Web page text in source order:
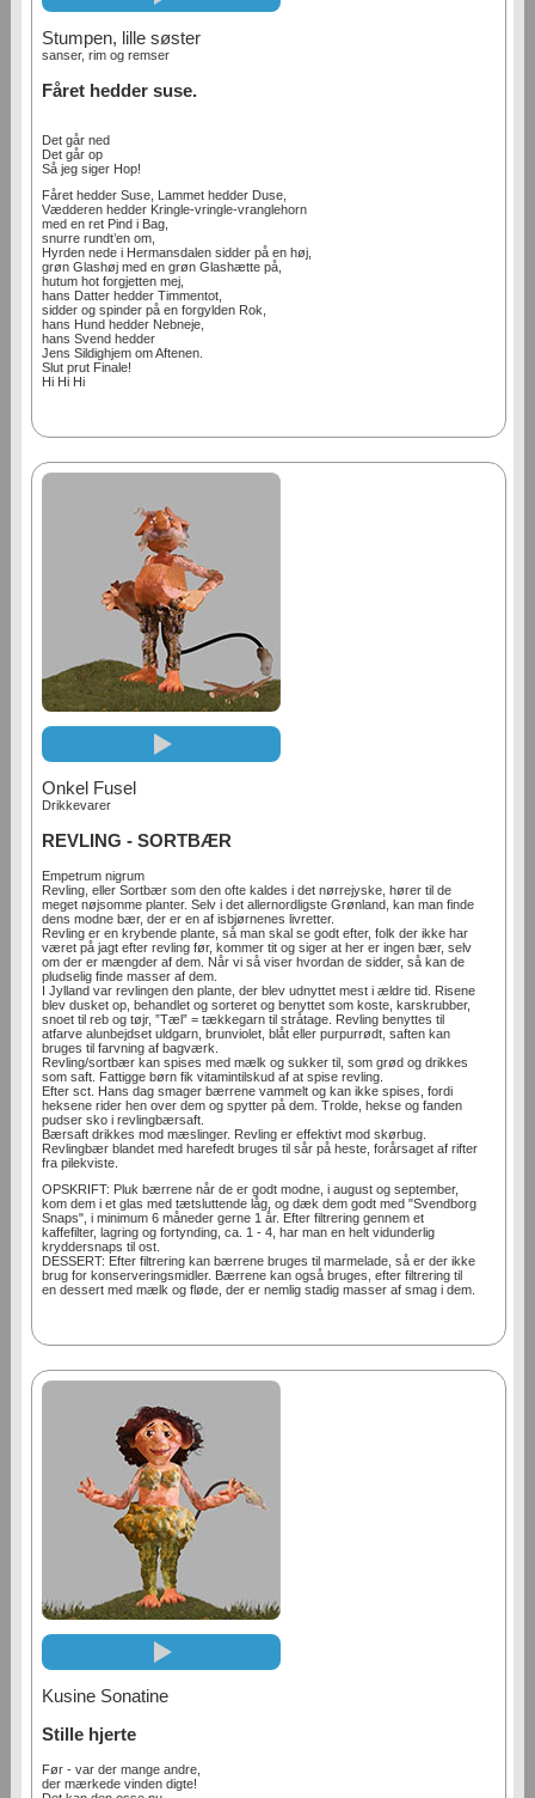
Stumpen, lille søster
sanser, rim og remser
Fåret hedder suse.
Det går ned
Det går op
Så jeg siger Hop!
Fåret hedder Suse, Lammet hedder Duse,
Vædderen hedder Kringle-vringle-vranglehorn
med en ret Pind i Bag,
snurre rundt’en om,
Hyrden nede i Hermansdalen sidder på en høj,
grøn Glashøj med en grøn Glashætte på,
hutum hot forgjetten mej,
hans Datter hedder Timmentot,
sidder og spinder på en forgylden Rok,
hans Hund hedder Nebneje,
hans Svend hedder
Jens Sildighjem om Aftenen.
Slut prut Finale!
Hi Hi Hi
Onkel Fusel
Drikkevarer
REVLING - SORTBÆR
Empetrum nigrum
Revling, eller Sortbær som den ofte kaldes i det nørrejyske, hører til de
meget nøjsomme planter. Selv i det allernordligste Grønland, kan man finde
dens modne bær, der er en af isbjørnenes livretter.
Revling er en krybende plante, så man skal se godt efter, folk der ikke har
været på jagt efter revling før, kommer tit og siger at her er ingen bær, selv
om der er mængder af dem. Når vi så viser hvordan de sidder, så kan de
pludselig finde masser af dem.
I Jylland var revlingen den plante, der blev udnyttet mest i ældre tid. Risene
blev dusket op, behandlet og sorteret og benyttet som koste, karskrubber,
snoet til reb og tøjr, ”Tæl” = tækkegarn til stråtage. Revling benyttes til
atfarve alunbejdset uldgarn, brunviolet, blåt eller purpurrødt, saften kan
bruges til farvning af bagværk.
Revling/sortbær kan spises med mælk og sukker til, som grød og drikkes
som saft. Fattigge børn fik vitamintilskud af at spise revling.
Efter sct. Hans dag smager bærrene vammelt og kan ikke spises, fordi
heksene rider hen over dem og spytter på dem. Trolde, hekse og fanden
pudser sko i revlingbærsaft.
Bærsaft drikkes mod mæslinger. Revling er effektivt mod skørbug.
Revlingbær blandet med harefedt bruges til sår på heste, forårsaget af rifter
fra pilekviste.
OPSKRIFT: Pluk bærrene når de er godt modne, i august og september,
kom dem i et glas med tætsluttende låg, og dæk dem godt med "Svendborg
Snaps", i minimum 6 måneder gerne 1 år. Efter filtrering gennem et
kaffefilter, lagring og fortynding, ca. 1 - 4, har man en helt vidunderlig
kryddersnaps til ost.
DESSERT: Efter filtrering kan bærrene bruges til marmelade, så er der ikke
brug for konserveringsmidler. Bærrene kan også bruges, efter filtrering til
en dessert med mælk og fløde, der er nemlig stadig masser af smag i dem.
Kusine Sonatine
Stille hjerte
Før - var der mange andre,
der mærkede vinden digte!